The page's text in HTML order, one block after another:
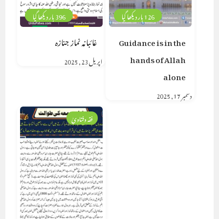
396 بار دیکھا گیا
غائبانہ نماز جنازہ
اپریل 23, 2025
126 بار دیکھا گیا
Guidance is in the
hands of Allah
alone
دسمبر 17, 2025
فقہ وفتاویٰ